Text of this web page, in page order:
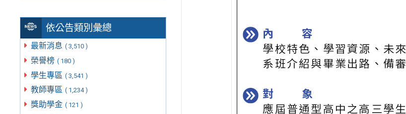
依公告類別彙總
最新消息 ( 3,510 )
榮譽榜 ( 180 )
學生專區 ( 3,541 )
教師專區 ( 1,234 )
獎助學金 ( 121 )